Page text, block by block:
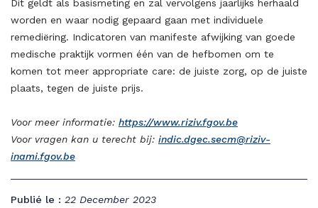
Dit geldt als basismeting en zal vervolgens jaarlijks herhaald
worden en waar nodig gepaard gaan met individuele
remediëring. Indicatoren van manifeste afwijking van goede
medische praktijk vormen één van de hefbomen om te
komen tot meer appropriate care: de juiste zorg, op de juiste
plaats, tegen de juiste prijs.
Voor meer informatie: https://www.riziv.fgov.be
Voor vragen kan u terecht bij: indic.dgec.secm@riziv-
inami.fgov.be
Publié le : 22 December 2023